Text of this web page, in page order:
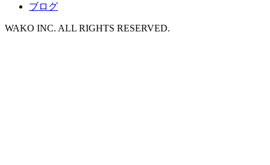
ブログ
WAKO INC. ALL RIGHTS RESERVED.